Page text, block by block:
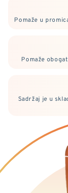
Pomaže u
Pomaže
Sadržaj je u